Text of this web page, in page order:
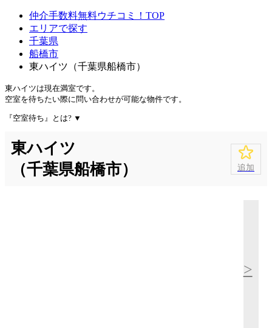
仲介手数料無料ウチコミ！TOP
エリアで探す
千葉県
船橋市
東ハイツ（千葉県船橋市）
東ハイツは現在満室です。
空室を待ちたい際に問い合わせが可能な物件です。
『空室待ち』とは? ▼
東ハイツ
（千葉県船橋市）
追加
>